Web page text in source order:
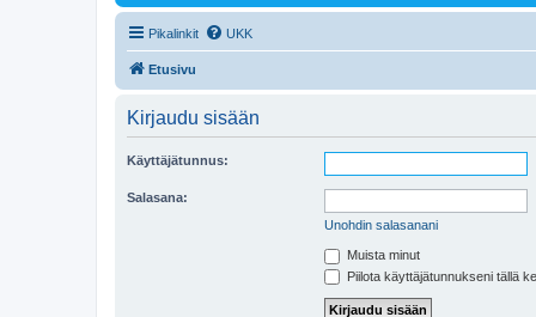
Pikalinkit UKK
Etusivu
Kirjaudu sisään
Käyttäjätunnus:
Salasana:
Unohdin salasanani
Muista minut
Piilota käyttäjätunnukseni tällä